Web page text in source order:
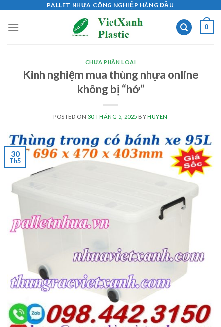
content
PALLET NHỰA CÔNG NGHIỆP HÀNG ĐẦU
0
CHƯA PHÂN LOẠI
Kinh nghiệm mua thùng nhựa online
không bị “hớ”
POSTED ON 30 THÁNG 5, 2025 BY HUYEN
30
Th5